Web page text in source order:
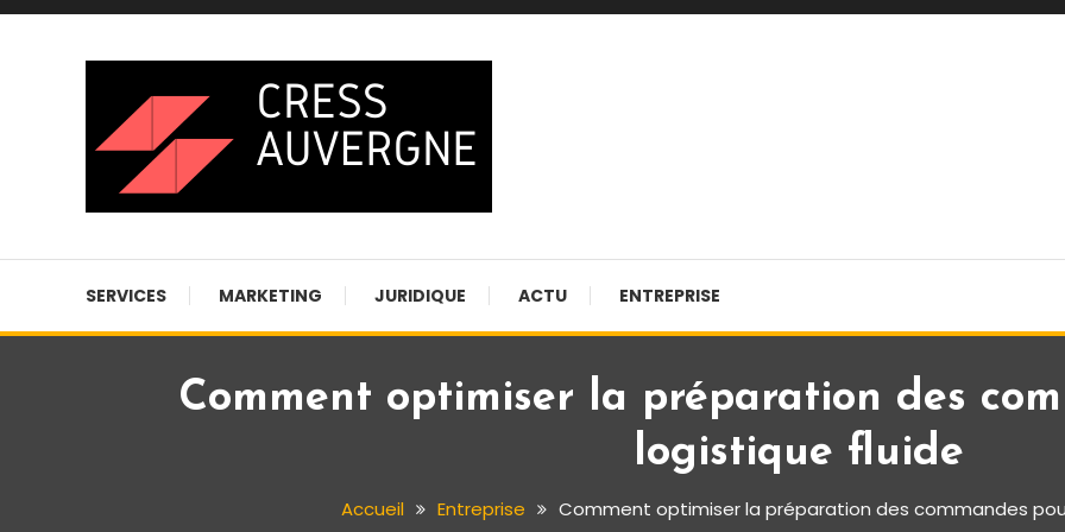
Skip
SERVICES MARKETING JURIDIQUE ACTU ENTREPRISE
Comment optimiser la préparation des
logistique fluide
Accueil Entreprise Comment optimiser la préparation des commandes